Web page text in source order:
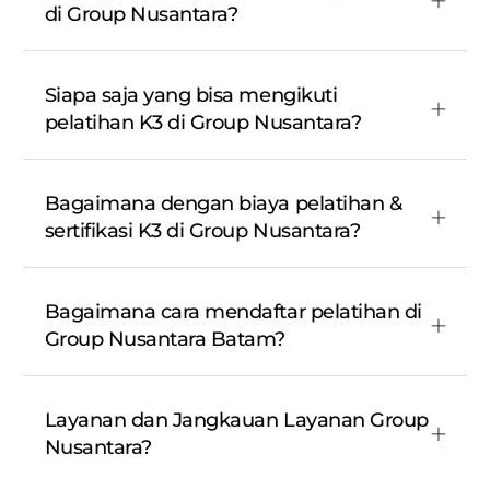
di Group Nusantara?
Siapa saja yang bisa mengikuti
pelatihan K3 di Group Nusantara?
Bagaimana dengan biaya pelatihan &
sertifikasi K3 di Group Nusantara?
Bagaimana cara mendaftar pelatihan di
Group Nusantara Batam?
Layanan dan Jangkauan Layanan Group
Nusantara?